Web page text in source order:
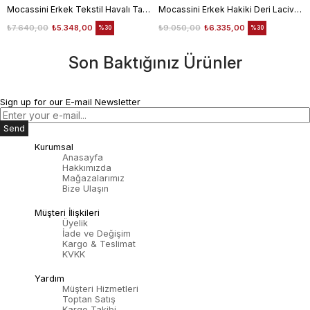
Mocassini Erkek Tekstil Havalı Taban Beyaz Spor & Sneaker Ayakkabı
₺5.348,00
₺7.640,00 %30
Mocassini Erkek Hakiki Deri Lacivert Spor & Sneaker Ayakkabı
₺6.335,00
₺9.050,00 %30
Son Baktığınız Ürünler
Sign up for our E-mail Newsletter
Send
Kurumsal
Anasayfa
Hakkımızda
Mağazalarımız
Bize Ulaşın
Müşteri İlişkileri
Üyelik
İade ve Değişim
Kargo & Teslimat
KVKK
Yardım
Müşteri Hizmetleri
Toptan Satış